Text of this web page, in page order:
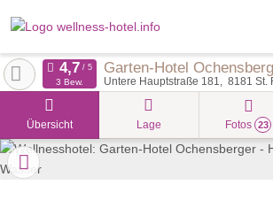
Garten-Hotel
Untere Hauptstraße 181 8181 St.
3 Bew.
Übersicht Lage Fotos 23